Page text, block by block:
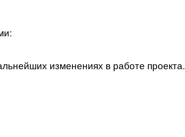
изменениях в работе проекта.